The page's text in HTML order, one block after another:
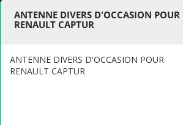
ANTENNE DIVERS D'OCCASION POUR
RENAULT CAPTUR
ANTENNE DIVERS D'OCCASION POUR
RENAULT CAPTUR